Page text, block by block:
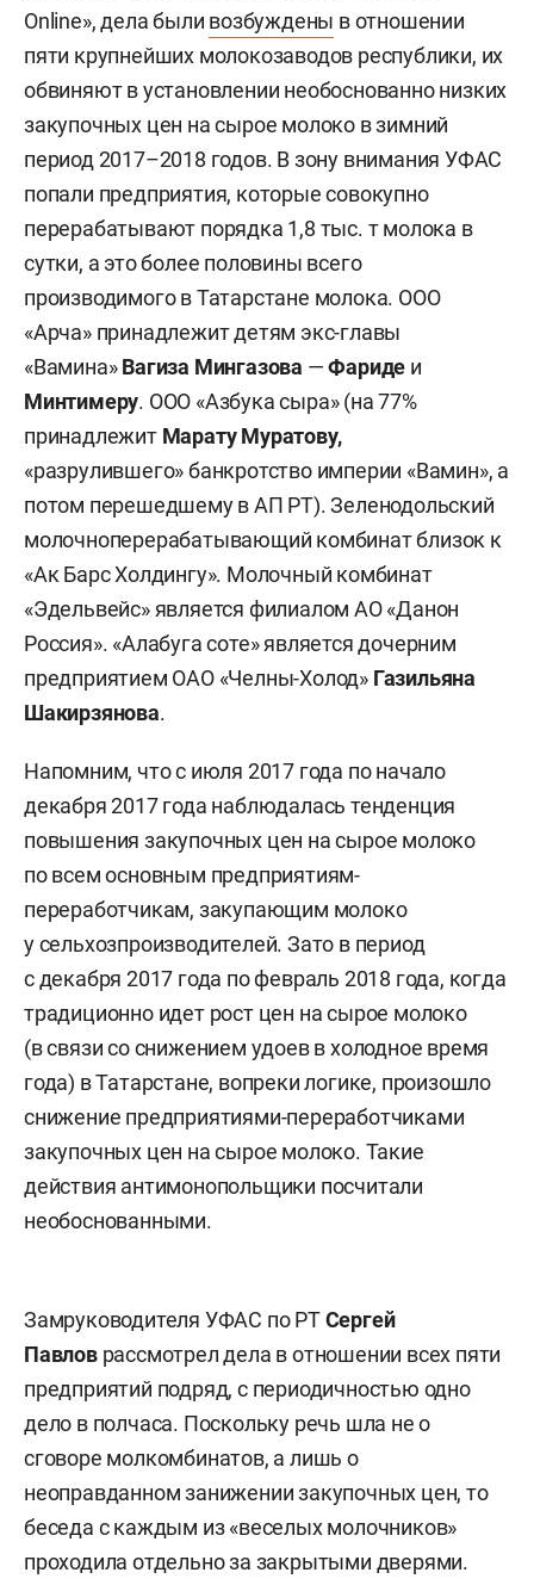
Online», дела были возбуждены в отношении
пяти крупнейших молокозаводов республики, их
обвиняют в установлении необоснованно низких
закупочных цен на сырое молоко в зимний
период 2017–2018 годов. В зону внимания УФАС
попали предприятия, которые совокупно
перерабатывают порядка 1,8 тыс. т молока в
сутки, а это более половины всего
производимого в Татарстане молока. ООО
«Арча» принадлежит детям экс-главы
«Вамина»Вагиза Мингазова —Фариде и
Минтимеру. ООО «Азбука сыра» (на 77%
принадлежит Марату Муратову,
«разрулившего» банкротство империи «Вамин», а
потом перешедшему в АП РТ). Зеленодольский
молочноперерабатывающий комбинат близок к
«Ак Барс Холдингу». Молочный комбинат
«Эдельвейс» является филиалом АО «Данон
Россия». «Алабуга соте» является дочерним
предприятием ОАО «Челны-Холод» Газильяна
Шакирзянова.
Напомним, что с июля 2017 года по начало
декабря 2017 года наблюдалась тенденция
повышения закупочных цен на сырое молоко
по всем основным предприятиям-
переработчикам, закупающим молоко
у сельхозпроизводителей. Зато в период
с декабря 2017 года по февраль 2018 года, когда
традиционно идет рост цен на сырое молоко
(в связи со снижением удоев в холодное время
года) в Татарстане, вопреки логике, произошло
снижение предприятиями-переработчиками
закупочных цен на сырое молоко. Такие
действия антимонопольщики посчитали
необоснованными.
Замруководителя УФАС по РТСергей
Павлов рассмотрел дела в отношении всех пяти
предприятий подряд, с периодичностью одно
дело в полчаса. Поскольку речь шла не о
сговоре молкомбинатов, а лишь о
неоправданном занижении закупочных цен, то
беседа с каждым из «веселых молочников»
проходила отдельно за закрытыми дверями.